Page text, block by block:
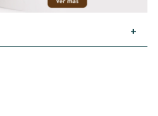
+